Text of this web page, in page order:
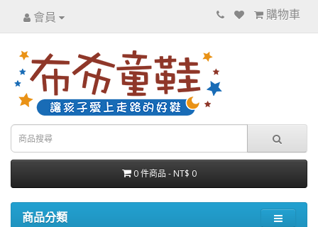
會員 購物車
0 件商品 - NT$ 0
商品分類